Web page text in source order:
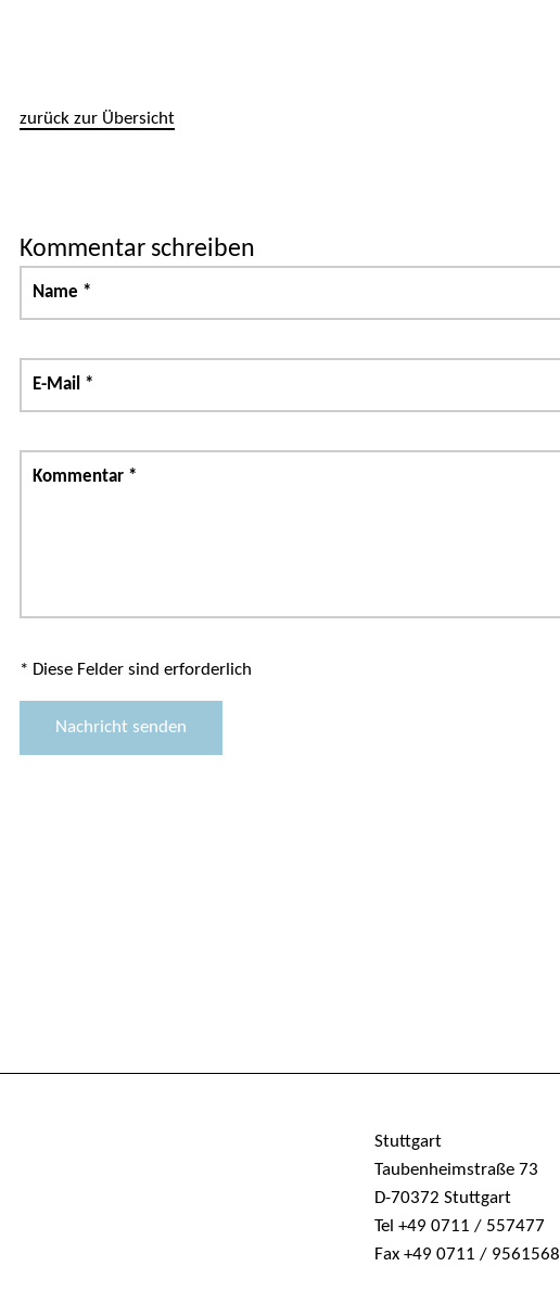
zurück zur Übersicht
Kommentar schreiben
Name *
E-Mail *
Kommentar *
* Diese Felder sind erforderlich
Nachricht senden
Stuttgart
Taubenheimstraße 73
D-70372 Stuttgart
Tel +49 0711 / 557477
Fax +49 0711 / 9561568